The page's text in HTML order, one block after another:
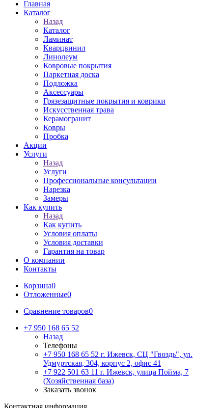
Главная
Каталог
Назад
Каталог
Ламинат
Кварцвинил
Линолеум
Ковровые покрытия
Паркетная доска
Подложка
Аксессуары
Грязезащитные покрытия и коврики
Искусственная трава
Керамогранит
Ковры
Пробка
Акции
Услуги
Назад
Услуги
Профессиональные консультации
Нарезка
Замеры
Как купить
Назад
Как купить
Условия оплаты
Условия доставки
Гарантия на товар
О компании
Контакты
Корзина0
Отложенные0
Сравнение товаров0
+7 950 168 65 52
Назад
Телефоны
+7 950 168 65 52 г. Ижевск, СЦ "Гвоздь", ул.
Удмуртская, 304, корпус 2, офис 41
+7 922 501 63 11 г. Ижевск, улица Пойма, 7
(Хозяйственная база)
Заказать звонок
Контактная информация